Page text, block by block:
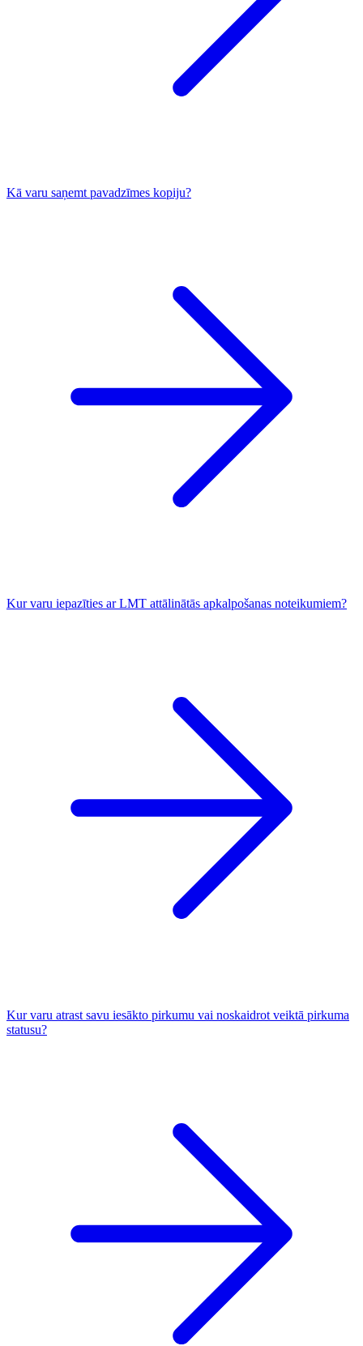
Kā varu saņemt pavadzīmes kopiju?
Kur varu iepazīties ar LMT attālinātās apkalpošanas noteikumiem?
Kur varu atrast savu iesākto pirkumu vai noskaidrot veiktā pirkuma
statusu?